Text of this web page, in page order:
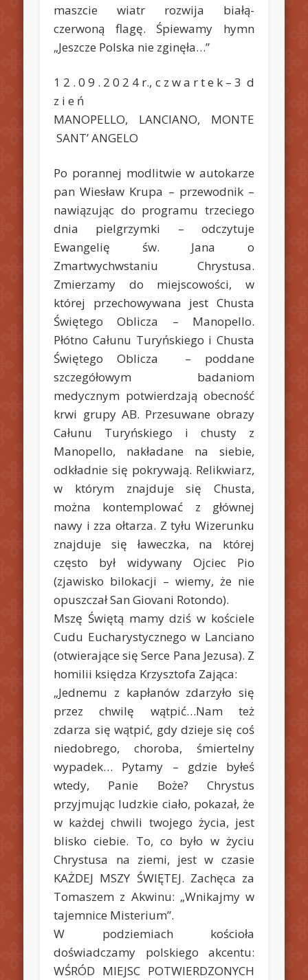
maszcie wiatr rozwija białą-
czerwoną flagę. Śpiewamy hymn
„Jeszcze Polska nie zginęła…”
1 2 . 0 9 . 2 0 2 4 r., c z w a r t e k – 3 d
z i e ń
MANOPELLO, LANCIANO, MONTE
SANT’ ANGELO
Po porannej modlitwie w autokarze
pan Wiesław Krupa – przewodnik –
nawiązując do programu trzeciego
dnia pielgrzymki – odczytuje
Ewangelię św. Jana o
Zmartwychwstaniu Chrystusa.
Zmierzamy do miejscowości, w
której przechowywana jest Chusta
Świętego Oblicza – Manopello.
Płótno Całunu Turyńskiego i Chusta
Świętego Oblicza – poddane
szczegółowym badaniom
medycznym potwierdzają obecność
krwi grupy AB. Przesuwane obrazy
Całunu Turyńskiego i chusty z
Manopello, nakładane na siebie,
odkładnie się pokrywają. Relikwiarz,
w którym znajduje się Chusta,
można kontemplować z głównej
nawy i zza ołtarza. Z tyłu Wizerunku
znajduje się ławeczka, na której
często był widywany Ojciec Pio
(zjawisko bilokacji – wiemy, że nie
opuszczał San Giovani Rotondo).
Mszę Świętą mamy dziś w kościele
Cudu Eucharystycznego w Lanciano
(otwierające się Serce Pana Jezusa). Z
homilii księdza Krzysztofa Zająca:
„Jednemu z kapłanów zdarzyło się
przez chwilę wątpić…Nam też
zdarza się wątpić, gdy dzieje się coś
niedobrego, choroba, śmiertelny
wypadek… Pytamy – gdzie byłeś
wtedy, Panie Boże? Chrystus
przyjmując ludzkie ciało, pokazał, że
w każdej chwili twojego życia, jest
blisko ciebie. To, co było w życiu
Chrystusa na ziemi, jest w czasie
KAŻDEJ MSZY ŚWIĘTEJ. Zachęca za
Tomaszem z Akwinu: „Wnikajmy w
tajemnice Misterium”.
W podziemiach kościoła
doświadczamy polskiego akcentu:
WŚRÓD MIEJSC POTWIERDZONYCH